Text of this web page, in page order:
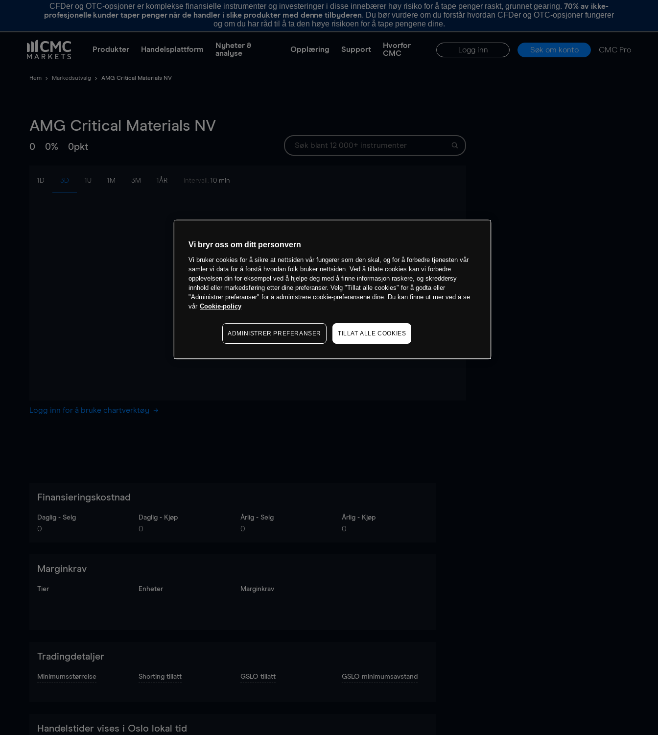
CFDer og OTC-opsjoner er komplekse finansielle instrumenter og investeringer i disse innebærer høy risiko for å tape penger raskt, grunnet gearing.70% av ikke-
profesjonelle kunder taper penger når de handler i slike produkter med denne tilbyderen. Du bør vurdere om du forstår hvordan CFDer og OTC-opsjoner fungerer
og om du har råd til å ta den høye risikoen for å tape pengene dine.
Produkter Handelsplattform
Nyheter &
analyse
Opplæring Support
Hvorfor
CMC
Logg inn Søk om konto CMC Pro
Hem Markedsutvalg AMG Critical Materials NV
AMG Critical Materials NV
0 0% 0pkt
1D 3D 1U 1M 3M 1ÅR Intervall: 10 min
Logg inn for å bruke chartverktøy
Finansieringskostnad
Daglig - Selg
0
Daglig - Kjøp
0
Årlig - Selg
0
Årlig - Kjøp
0
Marginkrav
Tier Enheter Marginkrav
Tradingdetaljer
Minimumsstørrelse Shorting tillatt GSLO tillatt GSLO minimumsavstand
Handelstider vises i Oslo lokal tid
Vi bryr oss om ditt personvern
Vi bruker cookies for å sikre at nettsiden vår fungerer som den skal, og for å forbedre tjenesten vår
samler vi data for å forstå hvordan folk bruker nettsiden. Ved å tillate cookies kan vi forbedre
opplevelsen din for eksempel ved å hjelpe deg med å finne informasjon raskere, og skreddersy
innhold eller markedsføring etter dine preferanser. Velg "Tillat alle cookies" for å godta eller
"Administrer preferanser" for å administrere cookie-preferansene dine. Du kan finne ut mer ved å se
vår Cookie-policy
ADMINISTRER PREFERANSER TILLAT ALLE COOKIES